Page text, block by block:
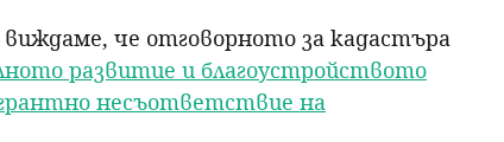
че отговорното за кадастъра
развитие и благоустройството
несъответствие на